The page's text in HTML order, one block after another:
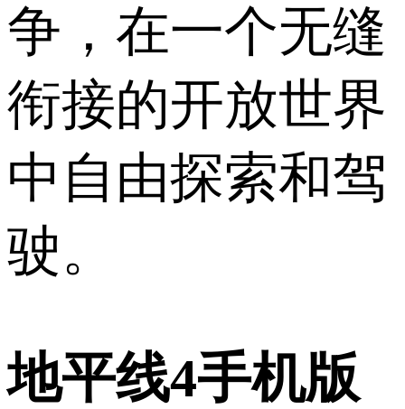
争，在一个无缝
衔接的开放世界
中自由探索和驾
驶。
地平线4手机版